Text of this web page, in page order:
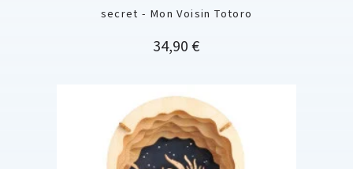
secret - Mon Voisin Totoro
Prix
34,90 €